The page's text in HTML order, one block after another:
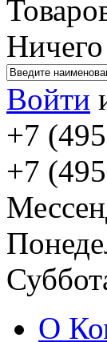
Войти
+7
+7
О